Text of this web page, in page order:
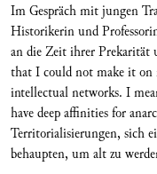
Im Gespräch mit jungen
Historikerin und
an die Zeit ihrer Prekarität
that I could not make it on
intellectual networks. I
have deep affinities for
Territorialisierungen, sich
behaupten, um alt zu